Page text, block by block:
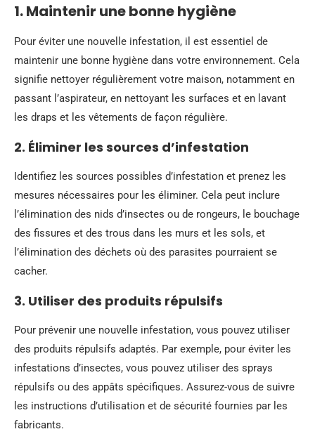
1. Maintenir une bonne hygiène
Pour éviter une nouvelle infestation, il est essentiel de
maintenir une bonne hygiène dans votre environnement. Cela
signifie nettoyer régulièrement votre maison, notamment en
passant l’aspirateur, en nettoyant les surfaces et en lavant
les draps et les vêtements de façon régulière.
2. Éliminer les sources d’infestation
Identifiez les sources possibles d’infestation et prenez les
mesures nécessaires pour les éliminer. Cela peut inclure
l’élimination des nids d’insectes ou de rongeurs, le bouchage
des fissures et des trous dans les murs et les sols, et
l’élimination des déchets où des parasites pourraient se
cacher.
3. Utiliser des produits répulsifs
Pour prévenir une nouvelle infestation, vous pouvez utiliser
des produits répulsifs adaptés. Par exemple, pour éviter les
infestations d’insectes, vous pouvez utiliser des sprays
répulsifs ou des appâts spécifiques. Assurez-vous de suivre
les instructions d’utilisation et de sécurité fournies par les
fabricants.